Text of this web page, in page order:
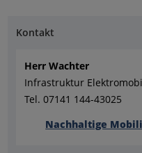
Kontakt
Herr Wachter
Infrastruktur
Tel. 07141 144-43025
Nachhaltige